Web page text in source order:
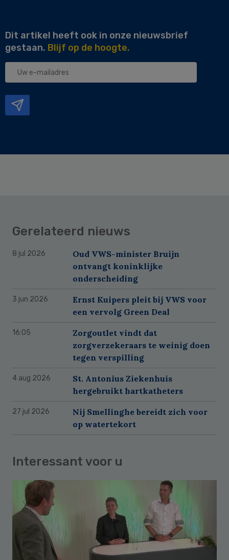
Dit artikel heeft ook in onze nieuwsbrief
gestaan. Blijf op de hoogte.
Uw
Gerelateerd nieuws
8 jul 2026
Oud VWS-minister Bruijn
ontvangt koninklijke
onderscheiding
3 jun 2026
Ernst Kuipers pleit bij VWS voor
een vervolg Green Deal
16:05
Zorgoutlet vindt dat
zorgverzekeraars te weinig doen
tegen verspilling
4 aug 2026
St. Antonius Ziekenhuis
hergebruikt hartkatheters
27 jul 2026
Nij Smellinghe bereidt zich voor
op watertekort
Interessant voor u